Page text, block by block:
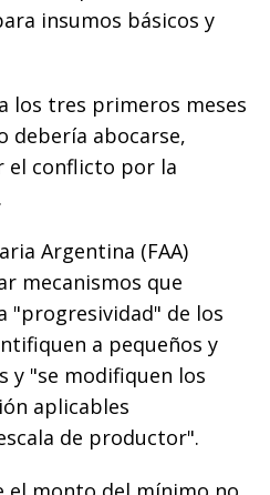
insumos básicos y
los tres primeros meses
debería abocarse,
el conflicto por la
Argentina (FAA)
mecanismos que
"progresividad" de los
a pequeños y
y "se modifiquen los
aplicables
de productor".